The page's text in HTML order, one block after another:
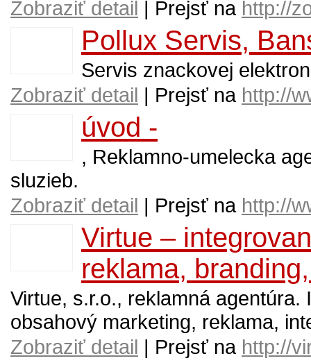
Zobraziť detail | Prejsť na http://
Pollux Servis,
Servis znackovej
Zobraziť detail | Prejsť na http://
úvod -
, Reklamno-umelecka
sluzieb.
Zobraziť detail | Prejsť na http://
Virtue –
reklama,
Virtue, s.r.o., reklamná
obsahový marketing, reklama,
Zobraziť detail | Prejsť na http://